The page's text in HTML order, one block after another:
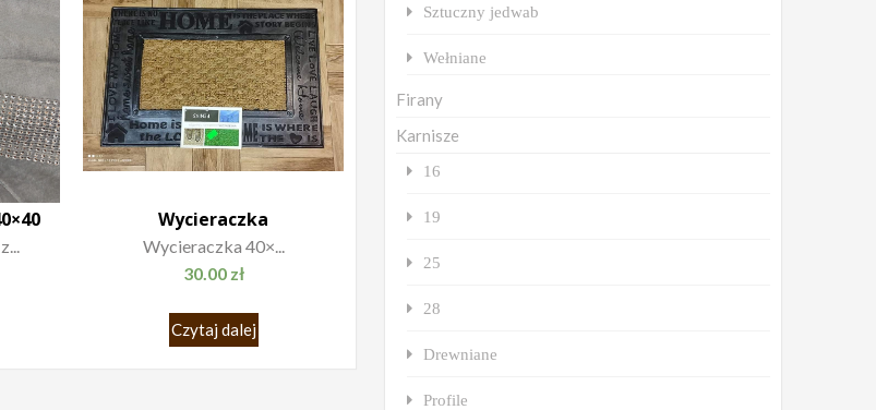
Wycieraczka
Wycieraczka 40×...
30.00 zł
Czytaj dalej
Sztuczny jedwab
Wełniane
Firany
Karnisze
16
19
25
28
Drewniane
Profile